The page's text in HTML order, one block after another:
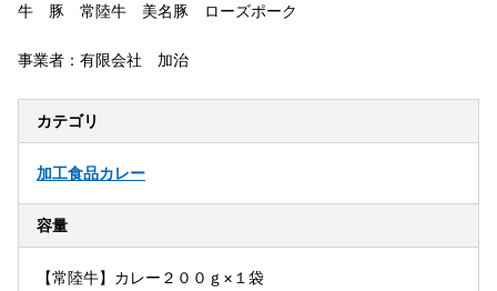
牛 豚 常陸牛 美名豚 ローズポーク
事業者：有限会社 加治
カテゴリ
加工食品カレー
容量
【常陸牛】カレー２００ｇ×１袋